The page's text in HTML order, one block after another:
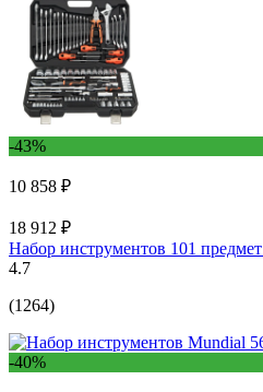
-43%
10 858 ₽
18 912 ₽
Набор инструментов 101
4.7
(1264)
-40%